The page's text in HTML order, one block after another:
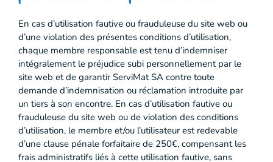
En cas d’utilisation fautive ou frauduleuse du site web ou
d’une violation des présentes conditions d’utilisation,
chaque membre responsable est tenu d’indemniser
intégralement le préjudice subi personnellement par le
site web et de garantir ServiMat SA contre toute
demande d’indemnisation ou réclamation introduite par
un tiers à son encontre. En cas d’utilisation fautive ou
frauduleuse du site web ou de violation des conditions
d’utilisation, le membre et/ou l’utilisateur est redevable
d’une clause pénale forfaitaire de 250€, compensant les
frais administratifs liés à cette utilisation fautive, sans